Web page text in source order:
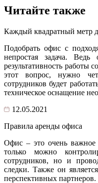
Читайте также
Каждый квадратный метр
Подобрать офис с
непростая задача.
результативность работы
этот вопрос, нужно
сотрудников будет
техническое оснащение
12.05.2021
Правила аренды офиса
Офис – это очень важное
только можно
сотрудников, но и
следки. Также он
перспективных партнеров.